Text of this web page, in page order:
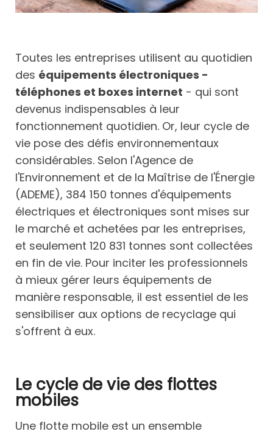
Toutes les entreprises utilisent au quotidien
des équipements électroniques -
téléphones et boxes internet - qui sont
devenus indispensables à leur
fonctionnement quotidien. Or, leur cycle de
vie pose des défis environnementaux
considérables. Selon l'Agence de
l'Environnement et de la Maîtrise de l'Énergie
(ADEME), 384 150 tonnes d'équipements
électriques et électroniques sont mises sur
le marché et achetées par les entreprises,
et seulement 120 831 tonnes sont collectées
en fin de vie. Pour inciter les professionnels
à mieux gérer leurs équipements de
manière responsable, il est essentiel de les
sensibiliser aux options de recyclage qui
s'offrent à eux.
Le cycle de vie des flottes
mobiles
Une flotte mobile est un ensemble